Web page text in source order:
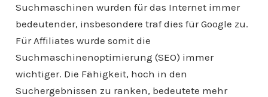
Suchmaschinen wurden für das Internet immer
bedeutender, insbesondere traf dies für Google zu.
Für Affiliates wurde somit die
Suchmaschinenoptimierung (SEO) immer
wichtiger. Die Fähigkeit, hoch in den
Suchergebnissen zu ranken, bedeutete mehr